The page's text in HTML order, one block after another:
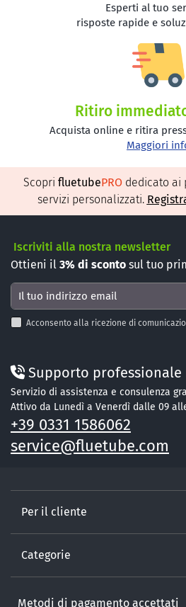
Esperti al tuo
risposte rapide e
Ritiro
Acquista online e ritira
Maggiori
Scopri fluetubePRO dedicato ai
servizi personalizzati.
Iscriviti alla nostra newsletter
Ottieni il 3% di sconto sul tuo
Acconsento alla ricezione di
Supporto professionale
Servizio di assistenza e consulenza
Attivo da Lunedì a Venerdì dalle 09
+39 0331 1586062
service@fluetube.com
Per il cliente
Categorie
Metodi di pagamento accettati